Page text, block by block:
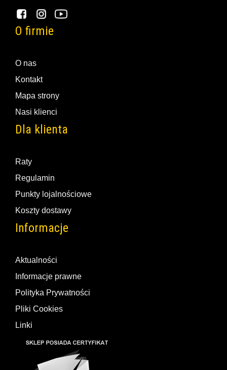
O firmie
O nas
Kontakt
Mapa strony
Nasi klienci
Dla klienta
Raty
Regulamin
Punkty lojalnościowe
Koszty dostawy
Informacje
Aktualności
Informacje prawne
Polityka Prywatności
Pliki Cookies
Linki